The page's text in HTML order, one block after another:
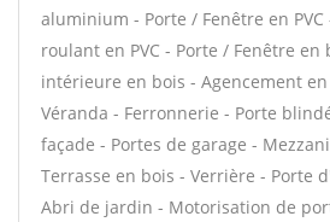
aluminium - Porte / Fenêtre en
roulant en PVC - Porte / Fenêtre en
intérieure en bois - Agencement
Véranda - Ferronnerie - Porte
façade - Portes de garage -
Terrasse en bois - Verrière - Porte
Abri de jardin - Motorisation de